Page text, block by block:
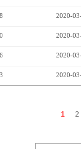
2020-
2020-
2020-
2020-
1 2